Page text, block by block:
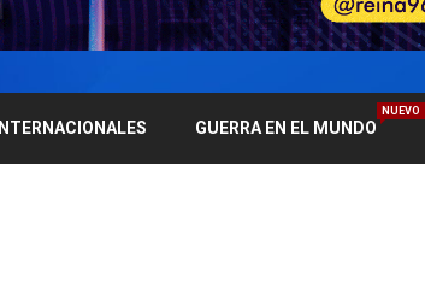
INTERNACIONALES GUERRA EN EL MUNDO
NUEVO